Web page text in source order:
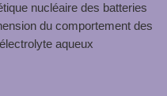
nucléaire des batteries
du comportement des
aqueux